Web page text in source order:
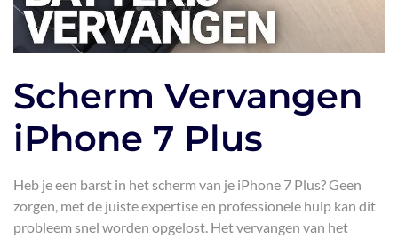
Scherm Vervangen
iPhone 7 Plus
Heb je een barst in het scherm van je iPhone 7 Plus? Geen
zorgen, met de juiste expertise en professionele hulp kan dit
probleem snel worden opgelost. Het vervangen van het